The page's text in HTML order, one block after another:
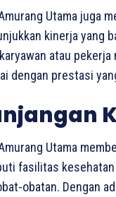
Utama juga
kinerja yang
atau
dengan prestasi
Utama
fasilitas
obatan. Dengan